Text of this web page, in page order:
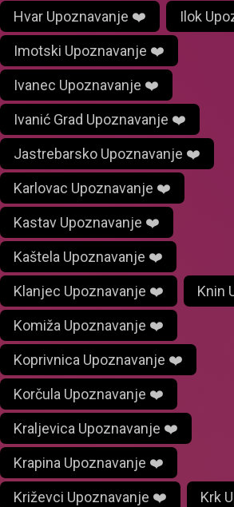
Hvar Upoznavanje ❤️ Ilok
Imotski Upoznavanje ❤️
Ivanec Upoznavanje ❤️
Ivanić Grad Upoznavanje ❤️
Jastrebarsko Upoznavanje ❤️
Karlovac Upoznavanje ❤️
Kastav Upoznavanje ❤️
Kaštela Upoznavanje ❤️
Klanjec Upoznavanje ❤️ Knin
Komiža Upoznavanje ❤️
Koprivnica Upoznavanje ❤️
Korčula Upoznavanje ❤️
Kraljevica Upoznavanje ❤️
Krapina Upoznavanje ❤️
Križevci Upoznavanje ❤️ Krk